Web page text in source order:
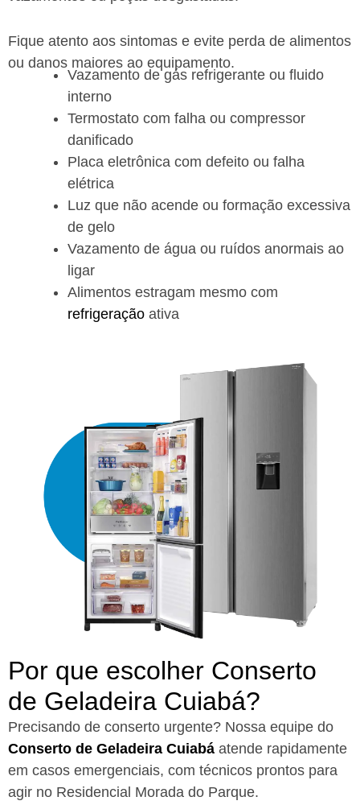
Fique atento aos sintomas e evite perda de alimentos
ou danos maiores ao equipamento.
Vazamento de gás refrigerante ou fluido
interno
Termostato com falha ou compressor
danificado
Placa eletrônica com defeito ou falha
elétrica
Luz que não acende ou formação excessiva
de gelo
Vazamento de água ou ruídos anormais ao
ligar
Alimentos estragam mesmo com
refrigeração ativa
Por que escolher Conserto
de Geladeira Cuiabá?​
Precisando de conserto urgente? Nossa equipe do
Conserto de Geladeira Cuiabá atende rapidamente
em casos emergenciais, com técnicos prontos para
agir no Residencial Morada do Parque.